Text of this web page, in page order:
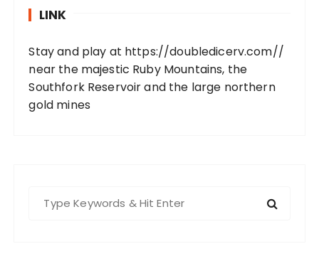
LINK
Stay and play at https://doubledicerv.com//
near the majestic Ruby Mountains, the
Southfork Reservoir and the large northern
gold mines